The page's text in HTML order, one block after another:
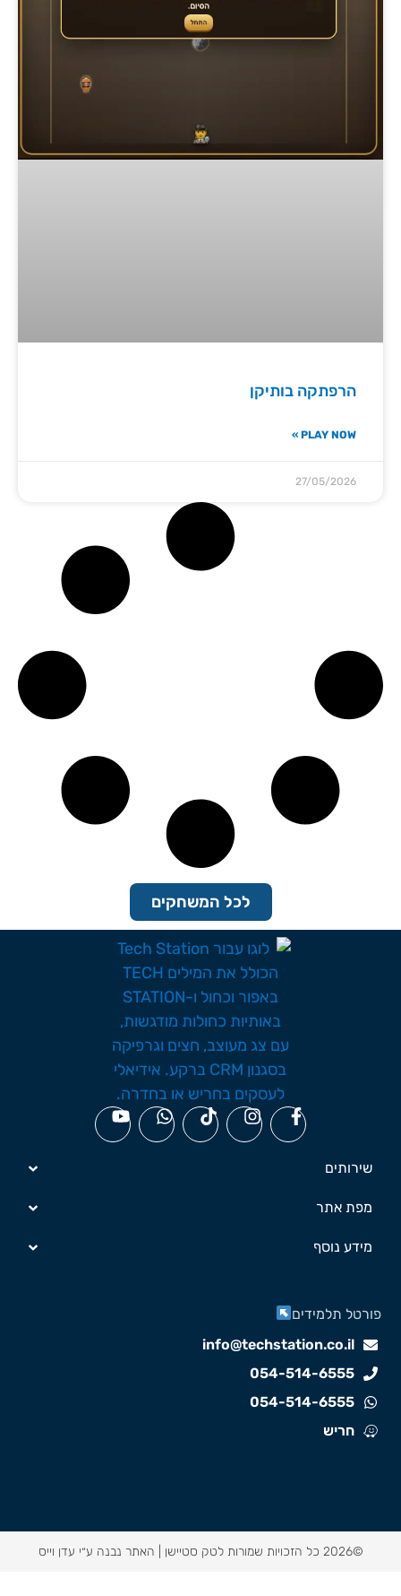
הרפתקה בותיקן
PLAY NOW »
27/05/2026
לכל המשחקים
שירותים
מפת אתר
מידע נוסף
info@techstation.co.il
054-514-6555
054-514-6555
חריש
תלמידים
האתר נבנה ע״י עדן וייס